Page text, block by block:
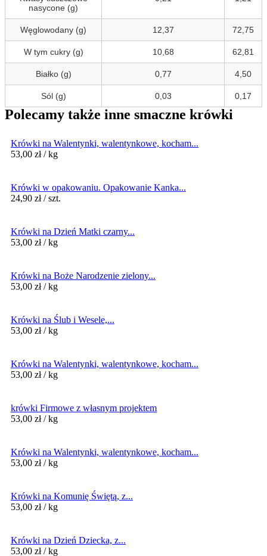
nasycone (g)
Węglowodany (g) 12,37 72,75
W tym cukry (g) 10,68 62,81
Białko (g) 0,77 4,50
Sól (g) 0,03 0,17
Polecamy także inne smaczne krówki
Krówki na Walentynki, walentynkowe, kocham...
53,00 zł / kg
Krówki w opakowaniu. Opakowanie Kanka...
24,90 zł / szt.
Krówki na Dzień Matki czarny...
53,00 zł / kg
Krówki na Boże Narodzenie zielony...
53,00 zł / kg
Krówki na Ślub i Wesele,...
53,00 zł / kg
Krówki na Walentynki, walentynkowe, kocham...
53,00 zł / kg
krówki Firmowe z własnym projektem
53,00 zł / kg
Krówki na Walentynki, walentynkowe, kocham...
53,00 zł / kg
Krówki na Komunię Świętą, z...
53,00 zł / kg
Krówki na Dzień Dziecka, z...
53,00 zł / kg